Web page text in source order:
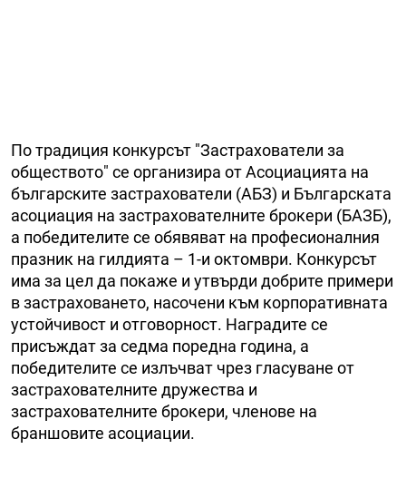
По традиция конкурсът "Застрахователи за
обществото" се организира от Асоциацията на
българските застрахователи (АБЗ) и Българската
асоциация на застрахователните брокери (БАЗБ),
а победителите се обявяват на професионалния
празник на гилдията – 1-и октомври. Конкурсът
има за цел да покаже и утвърди добрите примери
в застраховането, насочени към корпоративната
устойчивост и отговорност. Наградите се
присъждат за седма поредна година, а
победителите се излъчват чрез гласуване от
застрахователните дружества и
застрахователните брокери, членове на
браншовите асоциации.